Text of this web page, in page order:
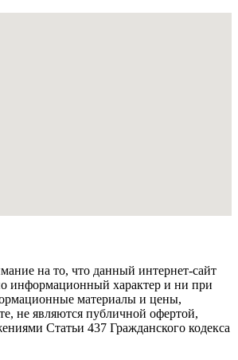
на то, что данный интернет-сайт
информационный характер и ни при
материалы и цены,
не являются публичной офертой,
Статьи 437 Гражданского кодекса